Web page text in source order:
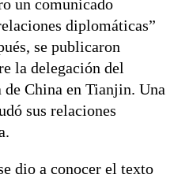
un comunicado
diplomáticas”
se publicaron
la delegación del
China en Tianjin. Una
sus relaciones
dio a conocer el texto